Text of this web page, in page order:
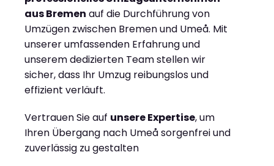
aus Bremen auf die Durchführung von
Umzügen zwischen Bremen und Umeå. Mit
unserer umfassenden Erfahrung und
unserem dedizierten Team stellen wir
sicher, dass Ihr Umzug reibungslos und
effizient verläuft.
Vertrauen Sie auf unsere Expertise, um
Ihren Übergang nach Umeå sorgenfrei und
zuverlässig zu gestalten